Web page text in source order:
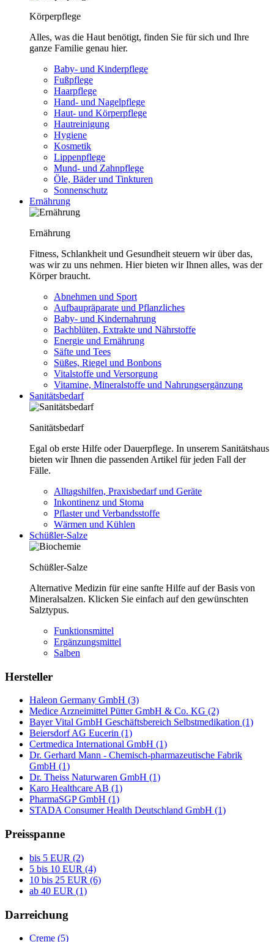
Körperpflege
Alles, was die Haut benötigt, finden Sie für sich und Ihre
ganze Familie genau hier.
Baby- und Kinderpflege
Fußpflege
Haarpflege
Hand- und Nagelpflege
Haut- und Körperpflege
Hautreinigung
Hygiene
Kosmetik
Lippenpflege
Mund- und Zahnpflege
Öle, Bäder und Tinkturen
Sonnenschutz
Ernährung
Ernährung
Fitness, Schlankheit und Gesundheit steuern wir über das,
was wir zu uns nehmen. Hier bieten wir Ihnen alles, was der
Körper braucht.
Abnehmen und Sport
Aufbaupräparate und Pflanzliches
Baby- und Kindernahrung
Bachblüten, Extrakte und Nährstoffe
Energie und Ernährung
Säfte und Tees
Süßes, Riegel und Bonbons
Vitalstoffe und Versorgung
Vitamine, Mineralstoffe und Nahrungsergänzung
Sanitätsbedarf
Sanitätsbedarf
Egal ob erste Hilfe oder Dauerpflege. In unserem Sanitätshaus
bieten wir Ihnen die passenden Artikel für jeden Fall der
Fälle.
Alltagshilfen, Praxisbedarf und Geräte
Inkontinenz und Stoma
Pflaster und Verbandsstoffe
Wärmen und Kühlen
Schüßler-Salze
Schüßler-Salze
Alternative Medizin für eine sanfte Hilfe auf der Basis von
Mineralsalzen. Klicken Sie einfach auf den gewünschten
Salztypus.
Funktionsmittel
Ergänzungsmittel
Salben
Hersteller
Haleon Germany GmbH (3)
Medice Arzneimittel Pütter GmbH & Co. KG (2)
Bayer Vital GmbH Geschäftsbereich Selbstmedikation (1)
Beiersdorf AG Eucerin (1)
Certmedica International GmbH (1)
Dr. Gerhard Mann - Chemisch-pharmazeutische Fabrik
GmbH (1)
Dr. Theiss Naturwaren GmbH (1)
Karo Healthcare AB (1)
PharmaSGP GmbH (1)
STADA Consumer Health Deutschland GmbH (1)
Preisspanne
bis 5 EUR (2)
5 bis 10 EUR (4)
10 bis 25 EUR (6)
ab 40 EUR (1)
Darreichung
Creme (5)